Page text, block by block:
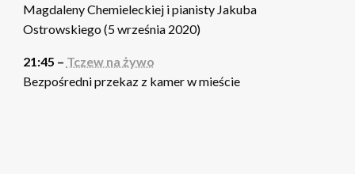
Magdaleny Chemieleckiej i pianisty Jakuba
Ostrowskiego (5 września 2020)
21:45 – Tczew na żywo
Bezpośredni przekaz z kamer w mieście